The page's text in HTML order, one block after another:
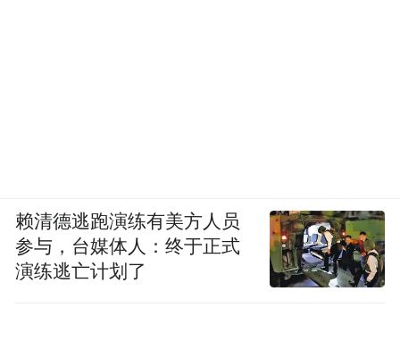
赖清德逃跑演练有美方人员
参与，台媒体人：终于正式
演练逃亡计划了